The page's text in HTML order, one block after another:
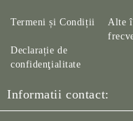
Termeni și Condiții
Declarație de
confidenţialitate
Alte
Informatii contact: